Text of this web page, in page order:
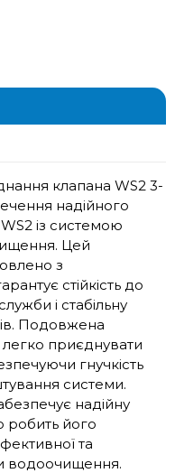
клапана WS2 3-
надійного
із системою
Цей
з
стійкість до
і стабільну
Подовжена
приєднувати
гнучкість
системи.
надійну
робить його
та
водоочищення.